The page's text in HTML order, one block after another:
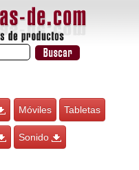
Móviles Tabletas
Sonido